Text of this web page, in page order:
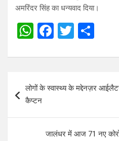
अमरिंदर सिंह का धन्यवाद दिया।
W
at
s
A
F
ce
o
k
T
tt
er
ar
navigation
लोगों के स्वास्थ्य के मद्देनज़र
कैप्टन
जालंधर में आज 71 नए